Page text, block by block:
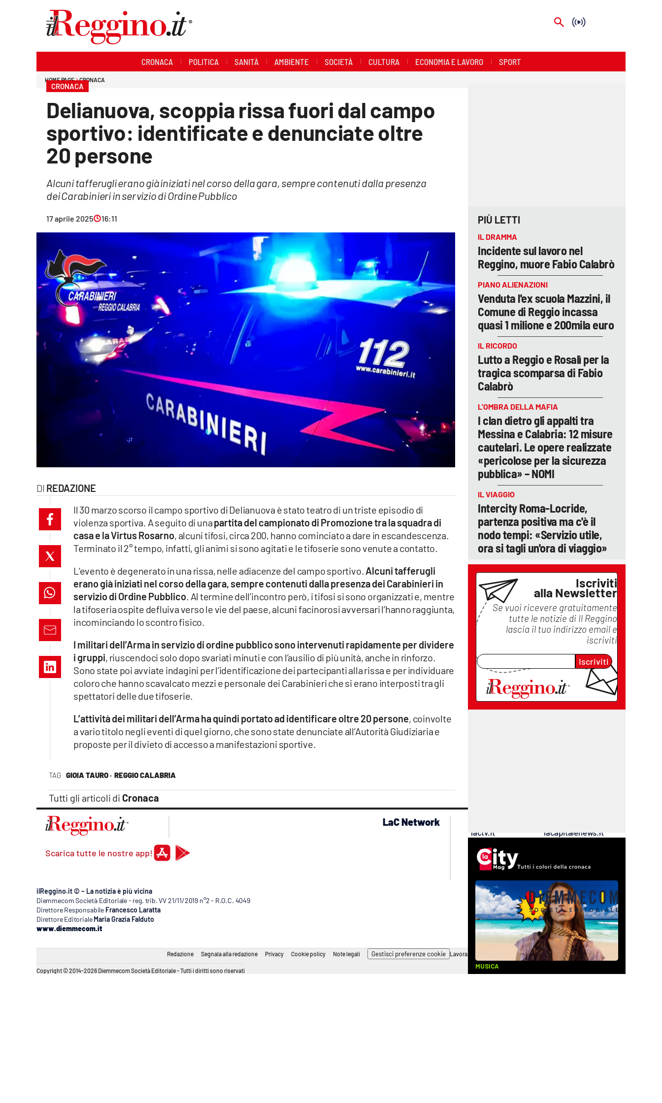
Streaming
ilvibonese.it
catanzarochannel.it
lacapitalenews.it
Vai
CRONACA POLITICA SANITÀ AMBIENTE SOCIETÀ CULTURA ECONOMIA E LAVORO SPORT
HOME PAGE CRONACA
CRONACA
Delianuova, scoppia rissa fuori dal campo
sportivo: identificate e denunciate oltre
20 persone
Alcuni tafferugli erano già iniziati nel corso della gara, sempre contenuti dalla presenza
dei Carabinieri in servizio di Ordine Pubblico
17 aprile 2025 16:11
REDAZIONE
TAG GIOIA TAURO · REGGIO CALABRIA
Tutti gli articoli di Cronaca
Il 30 marzo scorso il campo sportivo di Delianuova è stato teatro di un triste episodio di
violenza sportiva. A seguito di unapartita del campionato di Promozione tra la squadra di
casa e la Virtus Rosarno, alcuni tifosi, circa 200, hanno cominciato a dare in escandescenza.
Terminato il 2° tempo, infatti, gli animi si sono agitati e le tifoserie sono venute a contatto.
L’evento è degenerato in una rissa, nelle adiacenze del campo sportivo. Alcuni tafferugli
erano già iniziati nel corso della gara, sempre contenuti dalla presenza dei Carabinieri in
servizio di Ordine Pubblico. Al termine dell’incontro però, i tifosi si sono organizzati e, mentre
la tifoseria ospite defluiva verso le vie del paese, alcuni facinorosi avversari l’hanno raggiunta,
incominciando lo scontro fisico.
I militari dell’Arma in servizio di ordine pubblico sono intervenuti rapidamente per dividere
i gruppi, riuscendoci solo dopo svariati minuti e con l’ausilio di più unità, anche in rinforzo.
Sono state poi avviate indagini per l’identificazione dei partecipanti alla rissa e per individuare
coloro che hanno scavalcato mezzi e personale dei Carabinieri che si erano interposti tra gli
spettatori delle due tifoserie.
L’attività dei militari dell’Arma ha quindi portato ad identificare oltre 20 persone, coinvolte
a vario titolo negli eventi di quel giorno, che sono state denunciate all’Autorità Giudiziaria e
proposte per il divieto di accesso a manifestazioni sportive.
PIÙ LETTI
IL DRAMMA
Incidente sul lavoro nel
Reggino, muore Fabio Calabrò
PIANO ALIENAZIONI
Venduta l'ex scuola Mazzini, il
Comune di Reggio incassa
quasi 1 milione e 200mila euro
IL RICORDO
Lutto a Reggio e Rosalì per la
tragica scomparsa di Fabio
Calabrò
L’OMBRA DELLA MAFIA
I clan dietro gli appalti tra
Messina e Calabria: 12 misure
cautelari. Le opere realizzate
«pericolose per la sicurezza
pubblica» – NOMI
IL VIAGGIO
Intercity Roma-Locride,
partenza positiva ma c'è il
nodo tempi: «Servizio utile,
ora si tagli un'ora di viaggio»
Iscriviti
alla Newsletter
Se vuoi ricevere gratuitamente
tutte le notizie di Il Reggino
lascia il tuo indirizzo email e
iscriviti
Iscriviti
Scarica tutte le nostre app!
LaC Network
lactv.it
lacapitalenews.it
catanzarochannel.it
ilReggino.it © – La notizia è più vicina
Diemmecom Società Editoriale - reg. trib. VV 21/11/2019 n°2 - R.O.C. 4049
Direttore Responsabile Francesco Laratta
Direttore Editoriale Maria Grazia Falduto
www.diemmecom.it
Redazione Segnala alla redazione Privacy Cookie policy Note legali Gestisci preferenze cookie Lavora con noi
Copyright © 2014-2026 Diemmecom Società Editoriale - Tutti i diritti sono riservati